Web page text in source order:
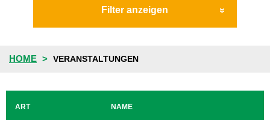
HOME VERANSTALTUNGEN
ART NAME
Filter anzeigen